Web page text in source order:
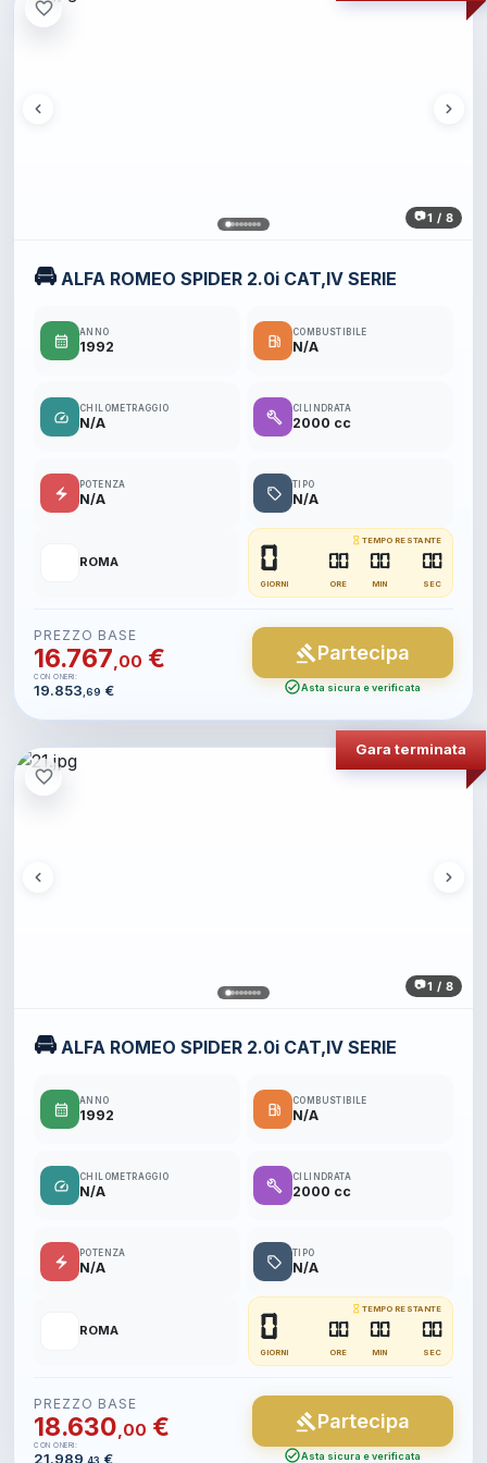
1 / 8
favorite_border
🚘 ALFA ROMEO SPIDER 2.0i CAT,IV SERIE
calendar_month
ANNO
1992 local_gas_station
COMBUSTIBILE
N/A
speed
CHILOMETRAGGIO
N/A build
CILINDRATA
2000 cc
electric_bolt
POTENZA
N/A local_offer
TIPO
N/A
ROMA
hourglass_empty TEMPO RESTANTE
0 00 00 00
GIORNI ORE MIN SEC
PREZZO BASE
16.767,00 €
CON ONERI:
19.853 ,69 €
gavel Partecipa
check_circleAsta sicura e verificata
1 / 8
Gara terminata
favorite_border
🚘 ALFA ROMEO SPIDER 2.0i CAT,IV SERIE
calendar_month
ANNO
1992 local_gas_station
COMBUSTIBILE
N/A
speed
CHILOMETRAGGIO
N/A build
CILINDRATA
2000 cc
electric_bolt
POTENZA
N/A local_offer
TIPO
N/A
ROMA
hourglass_empty TEMPO RESTANTE
0 00 00 00
GIORNI ORE MIN SEC
PREZZO BASE
18.630,00 €
CON ONERI:
21.989 ,43 €
gavel Partecipa
check_circleAsta sicura e verificata